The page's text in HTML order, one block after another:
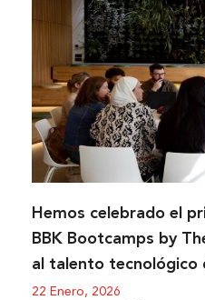
Hemos celebrado el
BBK Bootcamps by
al talento tecnológico
22 Enero, 2026